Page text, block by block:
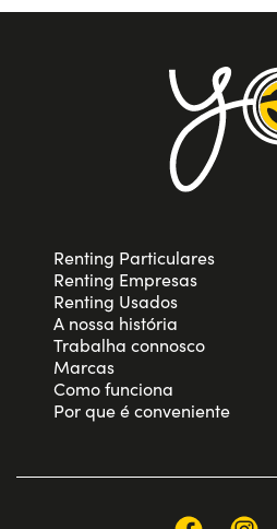
Renting Particulares
Renting Empresas
Renting Usados
A nossa história
Trabalha connosco
Marcas
Como funciona
Por que é conveniente